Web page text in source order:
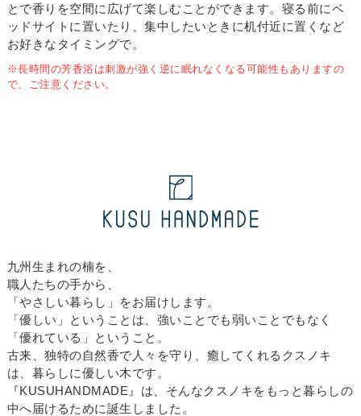
とで香りを空間に広げて楽しむことができます。寝る前にベ
ッドサイトに置いたり、集中したいときに机付近に置くなど
お好きなタイミングで。
※長時間の芳香浴は刺激が強く逆に眠れなくなる可能性もありますの
で、ご注意ください。
九州生まれの楠を、
職人たちの手から、
「やさしい暮らし」をお届けします。
「優しい」ということは、強いことでも弱いことでもなく
「優れている」ということ。
古来、独特の自然香で人々を守り、癒してくれるクスノキ
は、暮らしに優しい木です。
『KUSUHANDMADE』は、そんなクスノキをもっと暮らしの
中へ届けるために誕生しました。